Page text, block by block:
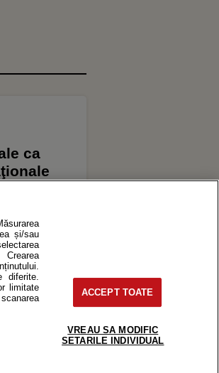
ca
purtătoare de Drepturi de
și/sau
Crearea
diferite.
limitate
ACCEPT TOATE
VREAU SA MODIFIC
SETARILE INDIVIDUAL